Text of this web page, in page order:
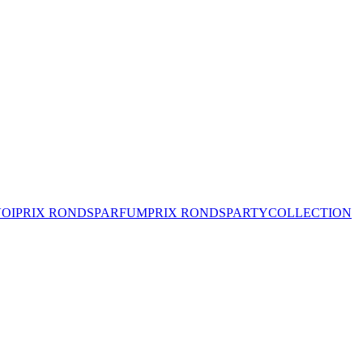
PRIX RONDSPARFUMPRIX RONDSPARTYCOLLECTION